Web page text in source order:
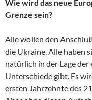
Wie wird das neue
Grenze sein?
Alle wollen den
die Ukraine. Alle haben
natürlich in der Lage der
Unterschiede gibt. Es
ersten Jahrzehnte des